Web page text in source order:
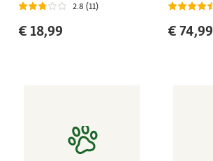
2.8 (11)
€ 18,99 € 74,99